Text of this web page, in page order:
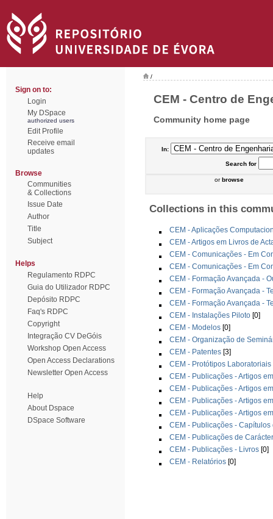
Sign on to:
Login
My DSpace
authorized users
Edit Profile
Receive email
updates
Browse
Communities
& Collections
Issue Date
Author
Title
Subject
Helps
Regulamento RDPC
Guia do Utilizador RDPC
Depósito RDPC
Faq's RDPC
Copyright
Integração CV DeGóis
Workshop Open Access
Open Access Declarations
Newsletter Open Access
Help
About Dspace
DSpace Software
/
CEM - Centro de
Community home page
In:
Searchfor
orbrowse
Collections in this
CEM - Aplicações
CEM - Artigos em Livros de
CEM - Comunicações - Em
CEM - Comunicações - Em
CEM - Formação Avançada -
CEM - Formação Avançada -
CEM - Formação Avançada -
CEM - Instalações Piloto [0]
CEM - Modelos [0]
CEM - Organização de
CEM - Patentes [3]
CEM - Protótipos Laboratoriais
CEM - Publicações - Artigos
CEM - Publicações - Artigos
CEM - Publicações - Artigos
CEM - Publicações - Artigos
CEM - Publicações - Capítulos
CEM - Publicações de
CEM - Publicações - Livros [0]
CEM - Relatórios [0]